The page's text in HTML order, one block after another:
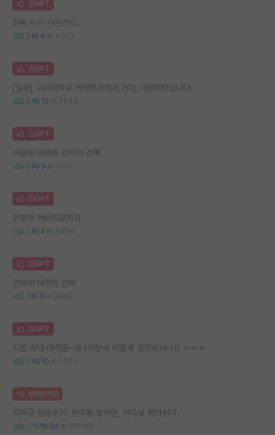
김GPT
진짜 누가 지은건지..
2 6 4352
김GPT
[질문] 고려대학교 의생명과학과 전기 지원예정입니다
0 13 2549
김GPT
서울대 대학원 전자과 진학
0 9 3312
김GPT
한양대 애너지공학과
2 4 6464
김GPT
연세대 대학원 진학
1 9 4442
김GPT
지방 자대 대학원-에너지분야 어떻게 생각하시나요 ㅠㅠㅠ
0 10 2024
명예의전당
지거국 임용후기: 연구를 잘하면, 연구로 평가된다.
176 34 56346